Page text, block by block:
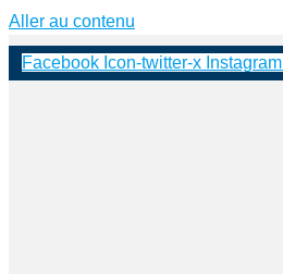
Aller au contenu
Facebook Icon-twitter-x Instagram